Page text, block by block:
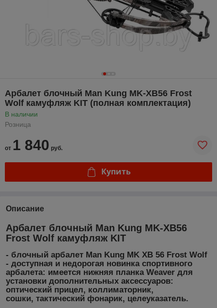
Арбалет блочный Man Kung MK-XB56 Frost
Wolf камуфляж KIT (полная комплектация)
В наличии
Розница
от 1 840 руб.
Купить
Описание
Арбалет блочный Man Kung MK-XB56
Frost Wolf камуфляж KIT
- блочный арбалет Man Kung MK XB 56 Frost Wolf
- доступная и недорогая новинка спортивного
арбалета: имеется нижняя планка Weaver для
установки дополнительных аксессуаров:
оптический прицел, коллиматорник,
сошки, тактический фонарик, целеуказатель.